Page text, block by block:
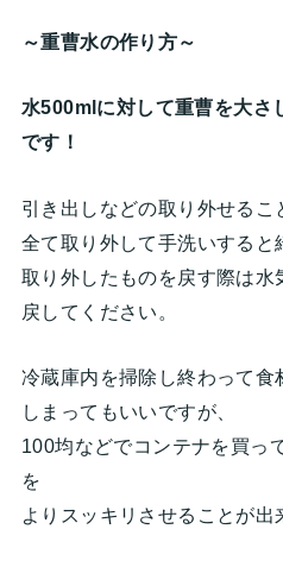
～重曹水の作り方～
水500mlに対して重曹を大さ
です！
引き出しなどの取り外せるこ
全て取り外して手洗いすると
取り外したものを戻す際は水
戻してください。
冷蔵庫内を掃除し終わって食
しまってもいいですが、
100均などでコンテナを買っ
を
よりスッキリさせることが出